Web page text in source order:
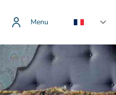
Menu